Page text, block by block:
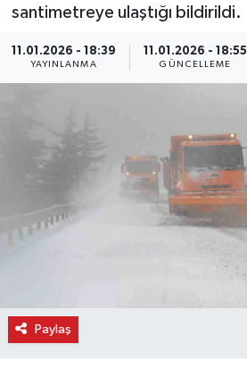
santimetreye ulaştığı bildirildi.
11.01.2026 - 18:39
YAYINLANMA
11.01.2026 - 18:55
GÜNCELLEME
Paylaş